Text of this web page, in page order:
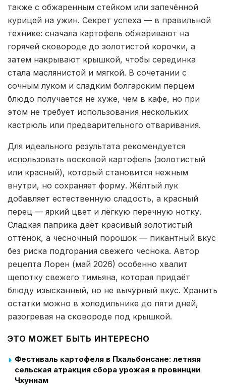
также с обжаренным стейком или запечённой
курицей на ужин. Секрет успеха — в правильной
технике: сначала картофель обжаривают на
горячей сковороде до золотистой корочки, а
затем накрывают крышкой, чтобы серединка
стала маслянистой и мягкой. В сочетании с
сочным луком и сладким болгарским перцем
блюдо получается не хуже, чем в кафе, но при
этом не требует использования нескольких
кастрюль или предварительного отваривания.
Для идеального результата рекомендуется
использовать восковой картофель (золотистый
или красный), который становится нежным
внутри, но сохраняет форму. Жёлтый лук
добавляет естественную сладость, а красный
перец — яркий цвет и лёгкую перечную нотку.
Сладкая паприка даёт красивый золотистый
оттенок, а чесночный порошок — пикантный вкус
без риска подгорания свежего чеснока. Автор
рецепта Лорен (май 2026) особенно хвалит
щепотку свежего тимьяна, которая придаёт
блюду изысканный, но не вычурный вкус. Хранить
остатки можно в холодильнике до пяти дней,
разогревая на сковороде под крышкой.
ЭТО МОЖЕТ БЫТЬ ИНТЕРЕСНО
Фестиваль картофеля в Пхальбонсане: летняя
сельская атракция сбора урожая в провинции
Чхуннам